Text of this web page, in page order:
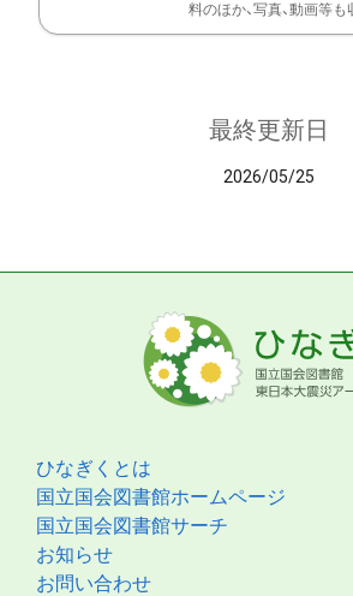
料のほか、写真、動画等も
最終更新日
2026/05/25
ひなぎくとは
国立国会図書館ホームページ
国立国会図書館サーチ
お知らせ
お問い合わせ